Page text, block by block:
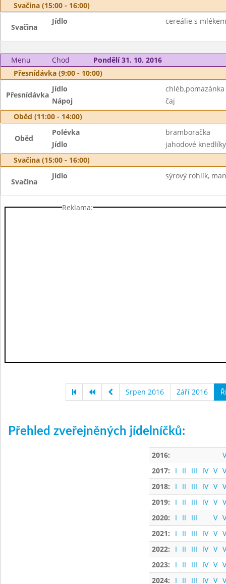
Svačina (15:00 - 16:00)
Svačina
Jídlo cereálie s
Menu Chod
Pondělí 31. 10. 2016
Přesnídávka (9:00 - 10:00)
Přesnídávka
Jídlo
Nápoj
čaj
Oběd (11:00 - 14:00)
Oběd
Polévka
bramboračka
Jídlo
jahodové
Svačina (15:00 - 16:00)
Svačina
Jídlo sýrový rohlík,
Reklama:
Srpen 2016 Září 2016
Přehled zveřejněných jídelníčků:
2016:
2017:
I II III IV V
2018:
I II III IV V
2019:
I II III IV V
2020:
I II III V
2021:
I II III IV V
2022:
I II III IV V
2023:
I II III IV V
2024:
I II III IV V